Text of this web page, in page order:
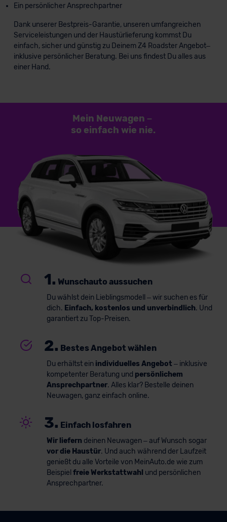
Ein persönlicher Ansprechpartner
Dank unserer Bestpreis-Garantie, unseren umfangreichen
Serviceleistungen und der Haustürlieferung kommst Du
einfach, sicher und günstig zu Deinem Z4 Roadster Angebot–
inklusive persönlicher Beratung. Bei uns findest Du alles aus
einer Hand.
Mein Neuwagen –
so einfach wie nie.
1. Wunschauto aussuchen
Du wählst dein Lieblingsmodell – wir suchen es für
dich. Einfach, kostenlos und unverbindlich. Und
garantiert zu Top-Preisen.
2. Bestes Angebot wählen
Du erhältst ein individuelles Angebot – inklusive
kompetenter Beratung und persönlichem
Ansprechpartner. Alles klar? Bestelle deinen
Neuwagen, ganz einfach online.
3. Einfach losfahren
Wir liefern deinen Neuwagen – auf Wunsch sogar
vor die Haustür. Und auch während der Laufzeit
genießt du alle Vorteile von MeinAuto.de wie zum
Beispiel freie Werkstattwahl und persönlichen
Ansprechpartner.